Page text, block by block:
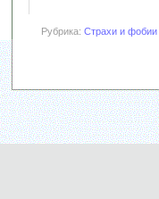
Рубрика: Страхи и фобии